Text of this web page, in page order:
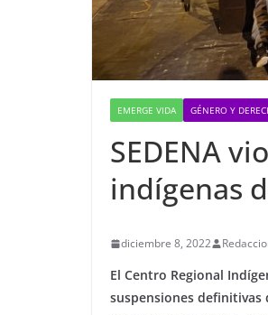
EMERGE VIDA GÉNERO Y
SEDENA
indígenas
diciembre 8, 2022
El Centro Regional
suspensiones definitivas